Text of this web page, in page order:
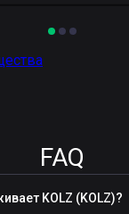
FAQ
KOLZ (KOLZ)?